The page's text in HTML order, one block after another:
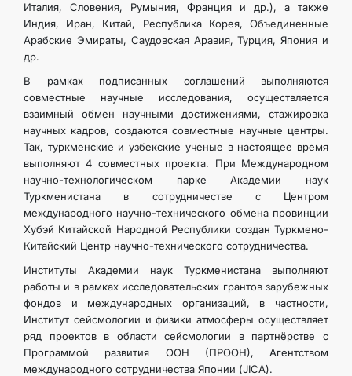
Италия, Словения, Румыния, Франция и др.), а также
Индия, Иран, Китай, Республика Корея, Объединенные
Арабские Эмираты, Саудовская Аравия, Турция, Япония и
др.
В рамках подписанных соглашений выполняются
совместные научные исследования, осуществляется
взаимный обмен научными достижениями, стажировка
научных кадров, создаются совместные научные центры.
Так, туркменские и узбекские ученые в настоящее время
выполняют 4 совместных проекта. При Международном
научно-технологическом парке Академии наук
Туркменистана в сотрудничестве с Центром
международного научно-технического обмена провинции
Хубэй Китайской Народной Республики создан Туркмено-
Китайский Центр научно-технического сотрудничества.
Институты Академии наук Туркменистана выполняют
работы и в рамках исследовательских грантов зарубежных
фондов и международных организаций, в частности,
Институт сейсмологии и физики атмосферы осуществляет
ряд проектов в области сейсмологии в партнёрстве с
Программой развития ООН (ПРООН), Агентством
международного сотрудничества Японии (JICA).